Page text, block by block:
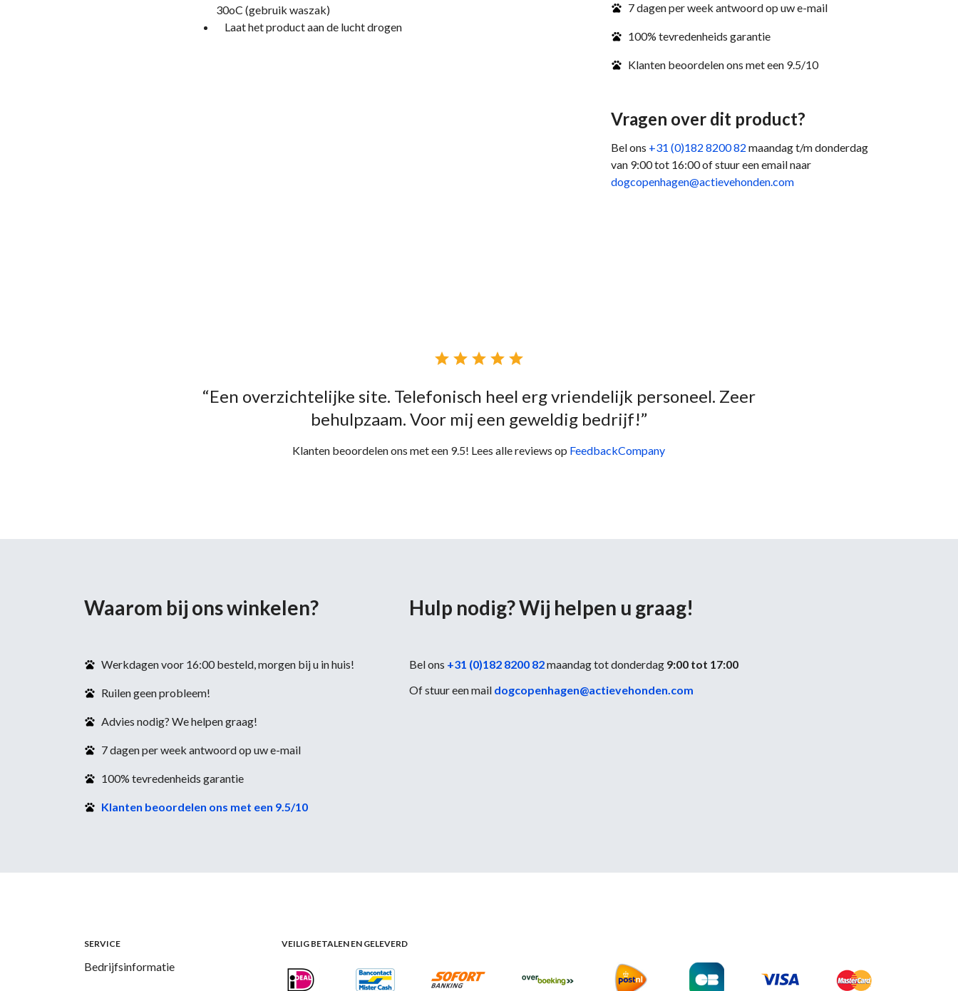
30oC (gebruik waszak)
Laat het product aan de lucht drogen
7 dagen per week antwoord op uw e-mail
100% tevredenheids garantie
Klanten beoordelen ons met een 9.5/10
Vragen over dit product?
Bel ons +31 (0)182 8200 82 maandag t/m donderdag
van 9:00 tot 16:00 of stuur een email naar
dogcopenhagen@actievehonden.com
    
“Een overzichtelijke site. Telefonisch heel erg vriendelijk personeel. Zeer
behulpzaam. Voor mij een geweldig bedrijf!”
Klanten beoordelen ons met een 9.5! Lees alle reviews op FeedbackCompany
Hulp nodig? Wij helpen u graag!
Bel ons +31 (0)182 8200 82maandag tot donderdag 9:00 tot 17:00
Of stuur een mail dogcopenhagen@actievehonden.com
Waarom bij ons winkelen?
Werkdagen voor 16:00 besteld, morgen bij u in huis!
Ruilen geen probleem!
Advies nodig? We helpen graag!
7 dagen per week antwoord op uw e-mail
100% tevredenheids garantie
Klanten beoordelen ons met een 9.5/10
SERVICE
Bedrijfsinformatie
VEILIG BETALEN EN GELEVERD